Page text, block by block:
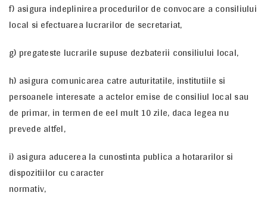
f) asigura indeplinirea procedurilor de convocare a consiliului
local si efectuarea lucrarilor de secretariat,
g) pregateste lucrarile supuse dezbaterii consiliului local,
h) asigura comunicarea catre auturitatile, institutiile si
persoanele interesate a actelor emise de consiliul local sau
de primar, in termen de eel mult 10 zile, daca legea nu
prevede altfel,
i) asigura aducerea la cunostinta publica a hotararilor si
dispozitiilor cu caracter
normativ,